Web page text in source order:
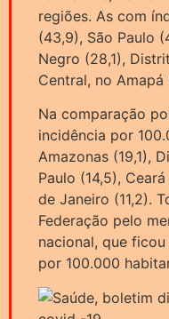
regiões. As com
(43,9), São Paulo
Negro (28,1),
Central, no Amapá
Na comparação
incidência por
Amazonas (19,1),
Paulo (14,5),
de Janeiro (11,2).
Federação pelo
nacional, que
por 100.000